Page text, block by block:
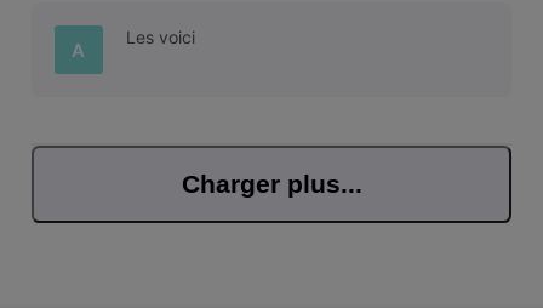
A
Les voici
Charger plus...